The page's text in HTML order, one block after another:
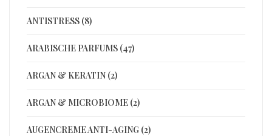
ANTISTRESS (8)
ARABISCHE PARFUMS (47)
ARGAN & KERATIN (2)
ARGAN & MICROBIOME (2)
AUGENCREME ANTI-AGING (2)